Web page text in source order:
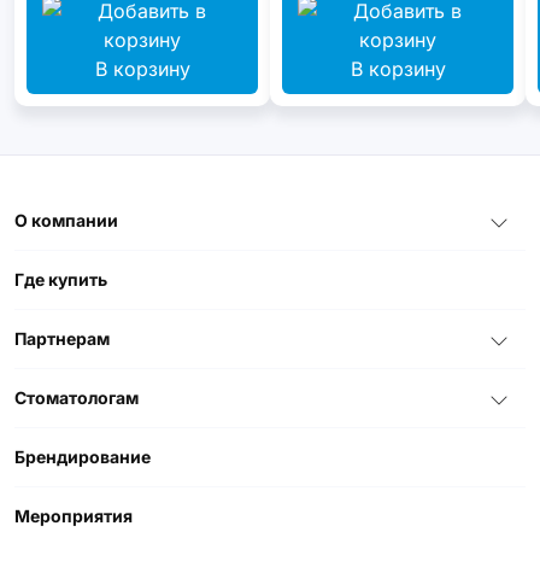
В корзину В корзину
О компании
Где купить
Партнерам
Стоматологам
Брендирование
Мероприятия